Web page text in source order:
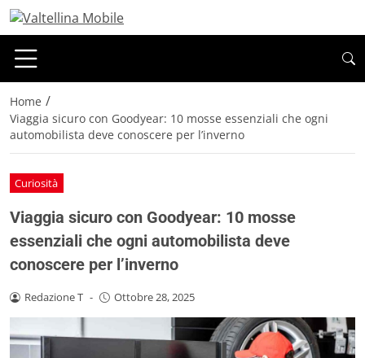
Home /
Viaggia sicuro con Goodyear: 10 mosse essenziali che ogni
automobilista deve conoscere per l’inverno
Curiosità
Viaggia sicuro con Goodyear: 10 mosse
essenziali che ogni automobilista deve
conoscere per l’inverno
Redazione T - Ottobre 28, 2025